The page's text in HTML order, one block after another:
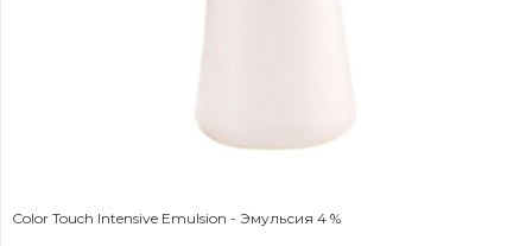
Color Touch Intensive Emulsion - Эмульсия 4 %